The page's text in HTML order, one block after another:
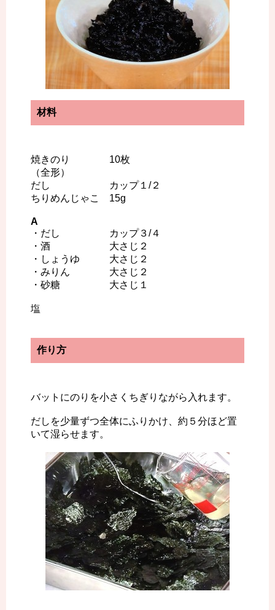
材料
焼きのり 10枚
（全形）
だし カップ１/２
ちりめんじゃこ 15g
A
・だし カップ３/４
・酒 大さじ２
・しょうゆ 大さじ２
・みりん 大さじ２
・砂糖 大さじ１
塩
作り方
バットにのりを小さくちぎりながら入れます。
だしを少量ずつ全体にふりかけ、約５分ほど置
いて湿らせます。